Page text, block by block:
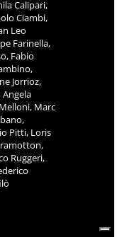
Calipari,
Ciambi,
Leo
Farinella,
Fabio
Jorrioz,
Marc
Pitti, Loris
Ruggeri,